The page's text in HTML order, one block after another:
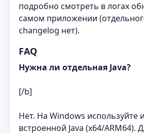
подробно смотреть в логах
самом приложении
changelog нет).
FAQ
Нужна ли отдельная Java?
[/b]
Нет. На Windows используйте
встроенной Java (x64/ARM64).